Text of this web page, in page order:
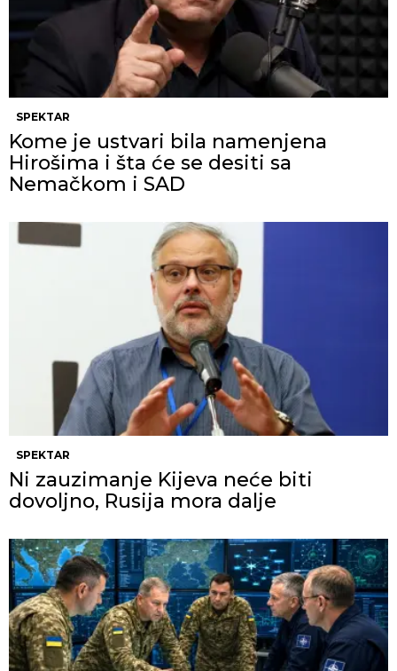
SPEKTAR
Kome je ustvari bila namenjena
Hirošima i šta će se desiti sa
Nemačkom i SAD
SPEKTAR
Ni zauzimanje Kijeva neće biti
dovoljno, Rusija mora dalje